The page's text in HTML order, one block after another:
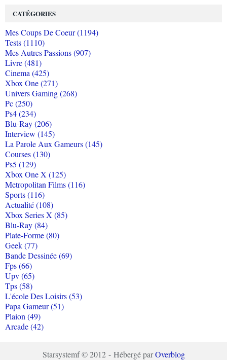
CATÉGORIES
Mes Coups De Coeur (1194)
Tests (1110)
Mes Autres Passions (907)
Livre (481)
Cinema (425)
Xbox One (271)
Univers Gaming (268)
Pc (250)
Ps4 (234)
Blu-Ray (206)
Interview (145)
La Parole Aux Gameurs (145)
Courses (130)
Ps5 (129)
Xbox One X (125)
Metropolitan Films (116)
Sports (116)
Actualité (108)
Xbox Series X (85)
Blu-Ray (84)
Plate-Forme (80)
Geek (77)
Bande Dessinée (69)
Fps (66)
Upv (65)
Tps (58)
L'école Des Loisirs (53)
Papa Gameur (51)
Plaion (49)
Arcade (42)
Starsystemf © 2012 - Hébergé parOverblog